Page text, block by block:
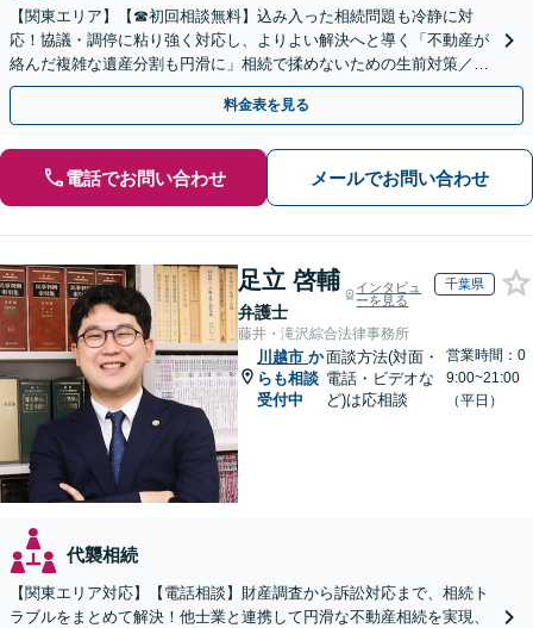
【関東エリア】【☎︎初回相談無料】込み入った相続問題も冷静に対
応！協議・調停に粘り強く対応し、よりよい解決へと導く「不動産が
絡んだ複雑な遺産分割も円滑に」相続で揉めないための生前対策／遺
言書の作成から執行【夜間相談可】【有楽町駅1分】
料金表を見る
電話でお問い合わせ メールでお問い合わせ
足立 啓輔
弁護士
インタビュ
ーを見る
千葉県
藤井・滝沢綜合法律事務所
川越市 か
らも相談
受付中
面談方法(対面・
電話・ビデオな
ど)は応相談
営業時間：0
9:00~21:00
（平日）
代襲相続
【関東エリア対応】【電話相談】財産調査から訴訟対応まで、相続ト
ラブルをまとめて解決！他士業と連携して円滑な不動産相続を実現、